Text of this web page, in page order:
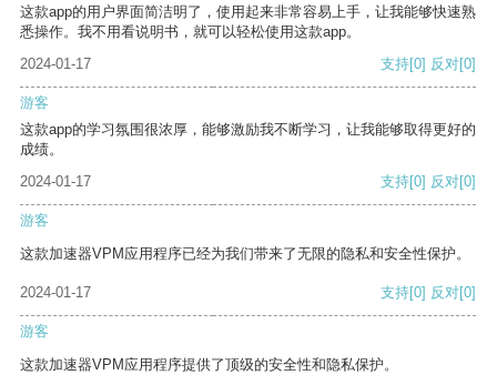
这款app的用户界面简洁明了，使用起来非常容易上手，让我能够快速熟
悉操作。我不用看说明书，就可以轻松使用这款app。
2024-01-17
支持[0] 反对[0]
游客
这款app的学习氛围很浓厚，能够激励我不断学习，让我能够取得更好的
成绩。
2024-01-17
支持[0] 反对[0]
游客
这款加速器VPM应用程序已经为我们带来了无限的隐私和安全性保护。
2024-01-17 支持[0] 反对[0]
游客
这款加速器VPM应用程序提供了顶级的安全性和隐私保护。